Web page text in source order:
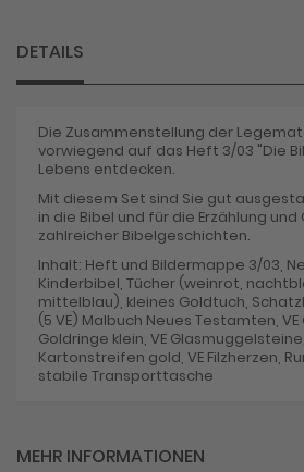
DETAILS
Die Zusammenstellung der
vorwiegend auf das Heft 3/03 "Die
Lebens entdecken.
Mit diesem Set sind Sie gut
in die Bibel und für die Erzählung
zahlreicher Bibelgeschichten.
Inhalt: Heft und Bildermappe 3/03,
Kinderbibel, Tücher (weinrot,
mittelblau), kleines Goldtuch,
(5 VE) Malbuch Neues Testamten, VE
Goldringe klein, VE
Kartonstreifen gold, VE Filzherzen,
stabile Transporttasche
MEHR INFORMATIONEN